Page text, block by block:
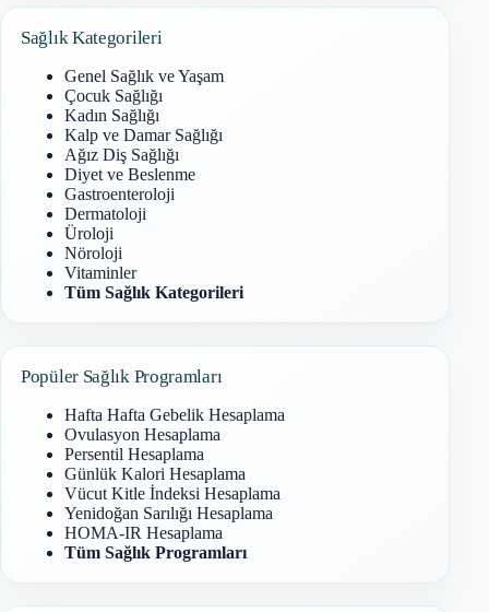
Sağlık Kategorileri
Genel Sağlık ve Yaşam
Çocuk Sağlığı
Kadın Sağlığı
Kalp ve Damar Sağlığı
Ağız Diş Sağlığı
Diyet ve Beslenme
Gastroenteroloji
Dermatoloji
Üroloji
Nöroloji
Vitaminler
Tüm Sağlık Kategorileri
Popüler Sağlık Programları
Hafta Hafta Gebelik Hesaplama
Ovulasyon Hesaplama
Persentil Hesaplama
Günlük Kalori Hesaplama
Vücut Kitle İndeksi Hesaplama
Yenidoğan Sarılığı Hesaplama
HOMA-IR Hesaplama
Tüm Sağlık Programları